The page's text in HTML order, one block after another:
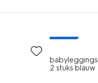
2 stuks blauw